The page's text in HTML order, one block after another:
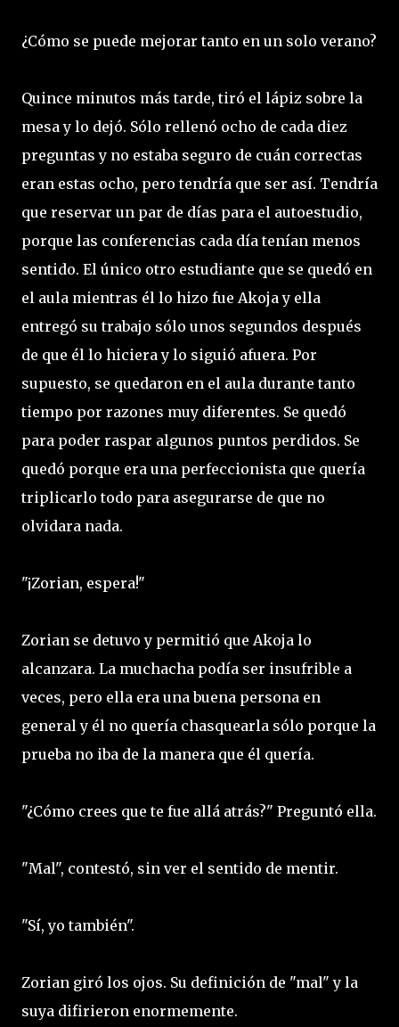
¿Cómo se puede mejorar tanto en un solo verano?
Quince minutos más tarde, tiró el lápiz sobre la
mesa y lo dejó. Sólo rellenó ocho de cada diez
preguntas y no estaba seguro de cuán correctas
eran estas ocho, pero tendría que ser así. Tendría
que reservar un par de días para el autoestudio,
porque las conferencias cada día tenían menos
sentido. El único otro estudiante que se quedó en
el aula mientras él lo hizo fue Akoja y ella
entregó su trabajo sólo unos segundos después
de que él lo hiciera y lo siguió afuera. Por
supuesto, se quedaron en el aula durante tanto
tiempo por razones muy diferentes. Se quedó
para poder raspar algunos puntos perdidos. Se
quedó porque era una perfeccionista que quería
triplicarlo todo para asegurarse de que no
olvidara nada.
"¡Zorian, espera!"
Zorian se detuvo y permitió que Akoja lo
alcanzara. La muchacha podía ser insufrible a
veces, pero ella era una buena persona en
general y él no quería chasquearla sólo porque la
prueba no iba de la manera que él quería.
"¿Cómo crees que te fue allá atrás?" Preguntó ella.
"Mal", contestó, sin ver el sentido de mentir.
"Sí, yo también".
Zorian giró los ojos. Su definición de "mal" y la
suya difirieron enormemente.